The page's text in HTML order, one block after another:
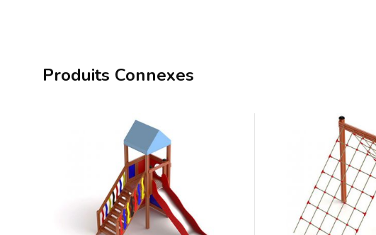
Produits Connexes